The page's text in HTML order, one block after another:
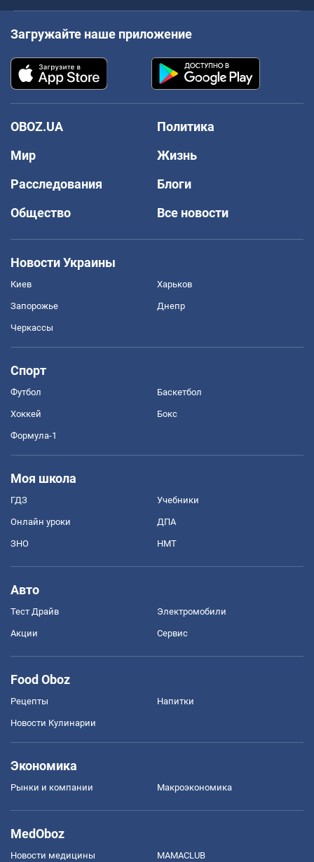
Загружайте наше приложение
OBOZ.UA
Политика
Мир
Жизнь
Расследования
Блоги
Общество
Все новости
Новости Украины
Киев Харьков
Запорожье Днепр
Черкассы
Спорт
Футбол Баскетбол
Хоккей Бокс
Формула-1
Моя школа
ГДЗ Учебники
Онлайн уроки ДПА
ЗНО НМТ
Авто
Тест Драйв Электромобили
Акции Сервис
Food Oboz
Рецепты Напитки
Новости Кулинарии
Экономика
Рынки и компании Mакроэкономика
MedOboz
Новости медицины MAMACLUB